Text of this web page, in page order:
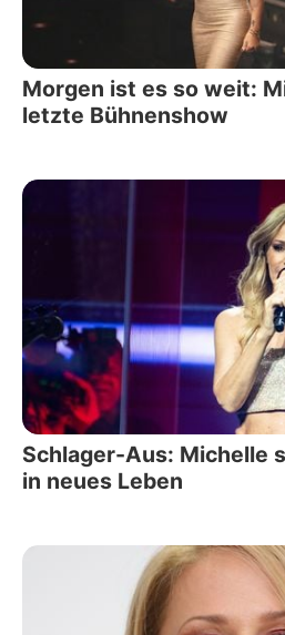
Morgen ist es so weit:
letzte Bühnenshow
Schlager-Aus: Michelle
in neues Leben